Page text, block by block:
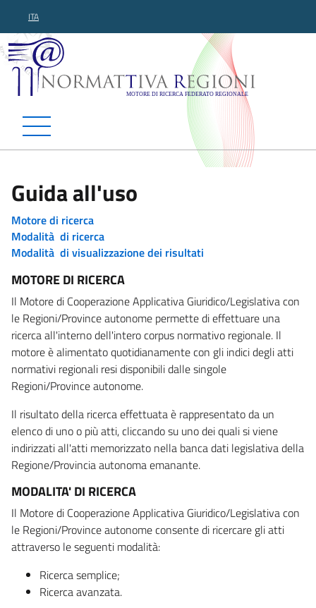
ITA
Normattiva Regioni -
Guida all'uso
Motore di ricerca
Modalità di ricerca
Modalità di visualizzazione dei risultati
MOTORE DI RICERCA
Il Motore di Cooperazione Applicativa Giuridico/Legislativa con
le Regioni/Province autonome permette di effettuare una
ricerca all'interno dell'intero corpus normativo regionale. Il
motore è alimentato quotidianamente con gli indici degli atti
normativi regionali resi disponibili dalle singole
Regioni/Province autonome.
Il risultato della ricerca effettuata è rappresentato da un
elenco di uno o più atti, cliccando su uno dei quali si viene
indirizzati all'atti memorizzato nella banca dati legislativa della
Regione/Provincia autonoma emanante.
MODALITA' DI RICERCA
Il Motore di Cooperazione Applicativa Giuridico/Legislativa con
le Regioni/Province autonome consente di ricercare gli atti
attraverso le seguenti modalità:
Ricerca semplice;
Ricerca avanzata.